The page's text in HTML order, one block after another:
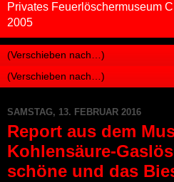
Privates Feuerlöschermuseum
2005
SAMSTAG, 13. FEBRUAR 2016
Report aus dem
Kohlensäure-
schöne und das